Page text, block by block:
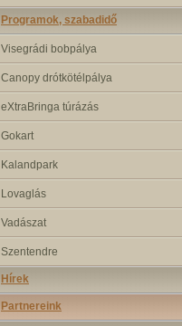
Programok, szabadidő
Visegrádi bobpálya
Canopy drótkötélpálya
eXtraBringa túrázás
Gokart
Kalandpark
Lovaglás
Vadászat
Szentendre
Hírek
Partnereink